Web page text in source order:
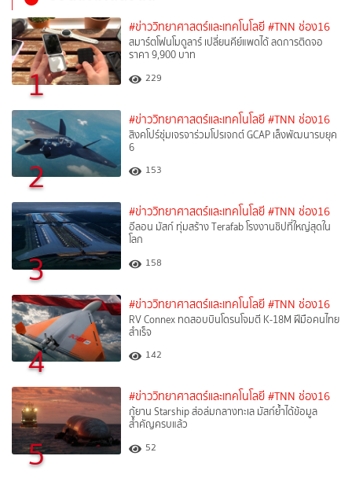
1
#ข่าววิทยาศาสตร์และเทคโนโลยี #TNN ช่อง16
สมาร์ตโฟนโมดูลาร์ เปลี่ยนคีย์แพดได้ ลดการติดจอ
ราคา 9,900 บาท
229
2
#ข่าววิทยาศาสตร์และเทคโนโลยี #TNN ช่อง16
สิงคโปร์ซุ่มเจรจาร่วมโปรเจกต์ GCAP เล็งพัฒนารบยุค
6
153
3
#ข่าววิทยาศาสตร์และเทคโนโลยี #TNN ช่อง16
อีลอน มัสก์ ทุ่มสร้าง Terafab โรงงานชิปที่ใหญ่สุดใน
โลก
158
4
#ข่าววิทยาศาสตร์และเทคโนโลยี #TNN ช่อง16
RV Connex ทดสอบบินโดรนโจมตี K-18M ฝีมือคนไทย
สำเร็จ
142
5
#ข่าววิทยาศาสตร์และเทคโนโลยี #TNN ช่อง16
กู้ยาน Starship ส่อล่มกลางทะเล มัสก์ย้ำได้ข้อมูล
สำคัญครบแล้ว
52